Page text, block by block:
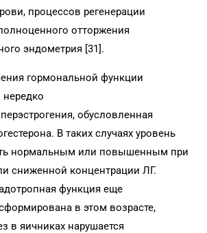
процессов регенерации
отторжения
эндометрия [31].
гормональной функции
обусловленная
В таких случаях уровень
нормальным или повышенным при
сниженной концентрации ЛГ.
функция еще
в этом возрасте,
в яичниках нарушается